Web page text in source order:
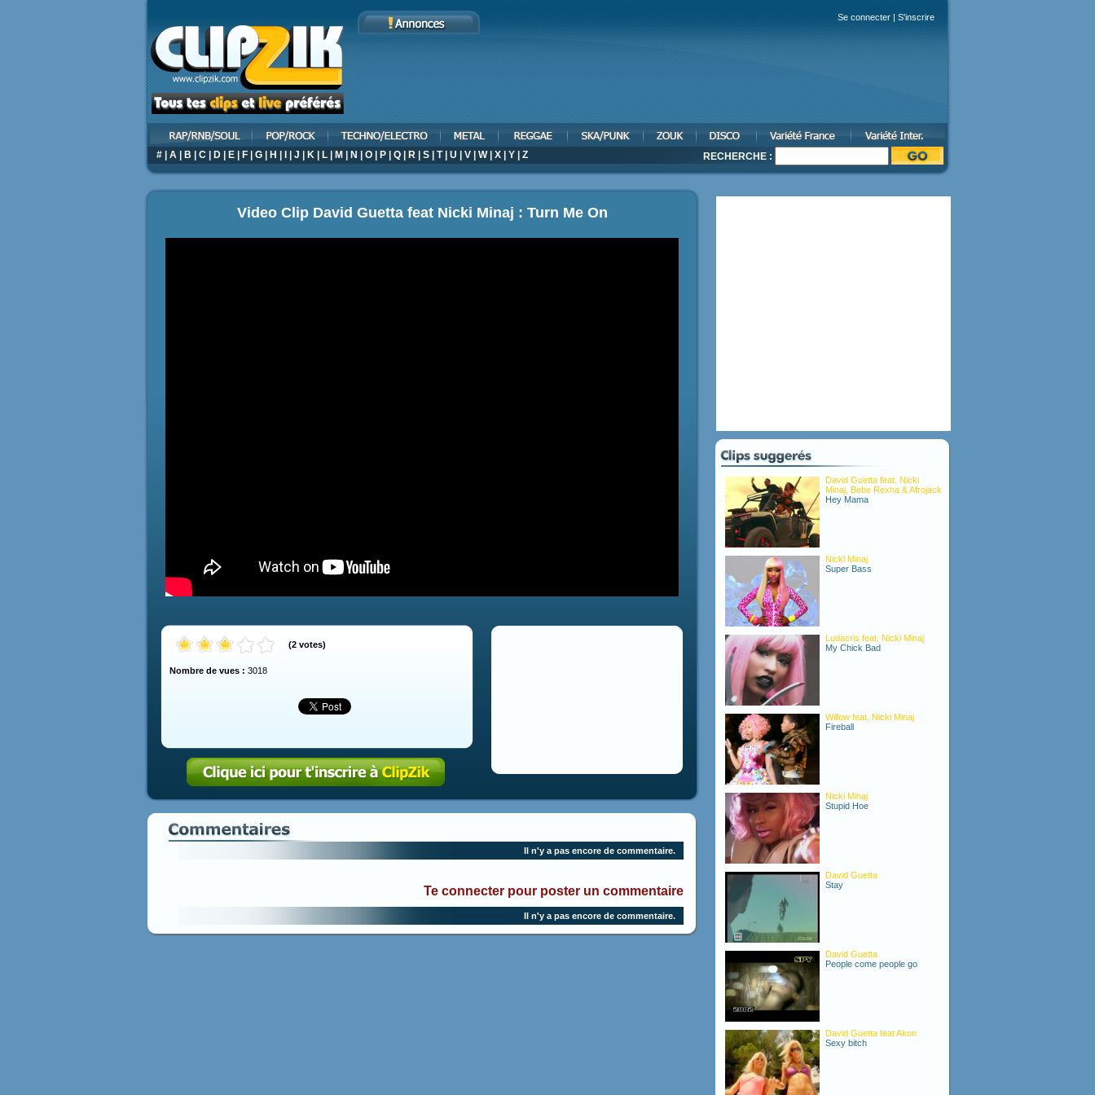
Se connecter | S'inscrire
# A B C D E F G H J K L M N O P Q R S T| U V W| X Y Z RECHERCHE :
Video Clip David Guetta feat Nicki Minaj : Turn Me On
(2 votes)
Nombre de vues : 3018
Il n'y a pas encore de commentaire.
Te connecter pour poster un commentaire
Il n'y a pas encore de commentaire.
David Guetta feat. Nicki
Minaj, Bebe Rexha & Afrojack
Hey Mama
Nicki Minaj
Super Bass
Ludacris feat. Nicki Minaj
My Chick Bad
Willow feat. Nicki Minaj
Fireball
Nicki Minaj
Stupid Hoe
David Guetta
Stay
David Guetta
People come people go
David Guetta feat Akon
Sexy bitch